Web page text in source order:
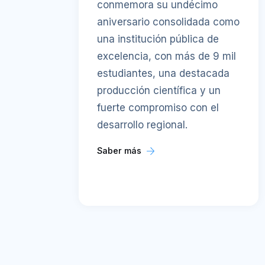
conmemora su undécimo
aniversario consolidada como
una institución pública de
excelencia, con más de 9 mil
estudiantes, una destacada
producción científica y un
fuerte compromiso con el
desarrollo regional.
Saber más